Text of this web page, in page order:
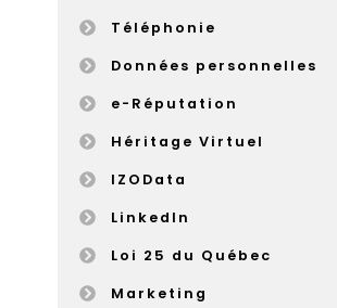
Téléphonie
Données personnelles
e-Réputation
Héritage Virtuel
IZOData
LinkedIn
Loi 25 du Québec
Marketing